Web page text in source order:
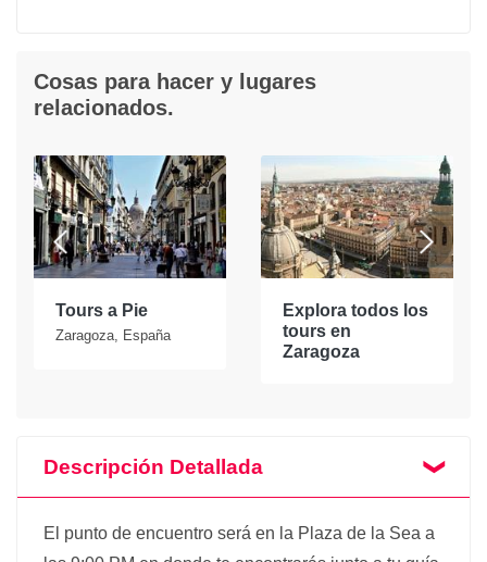
Cosas para hacer y lugares
relacionados.
Tours a Pie
Zaragoza, España
Explora todos los
tours en
Zaragoza
Descripción Detallada
El punto de encuentro será en la Plaza de la Sea a